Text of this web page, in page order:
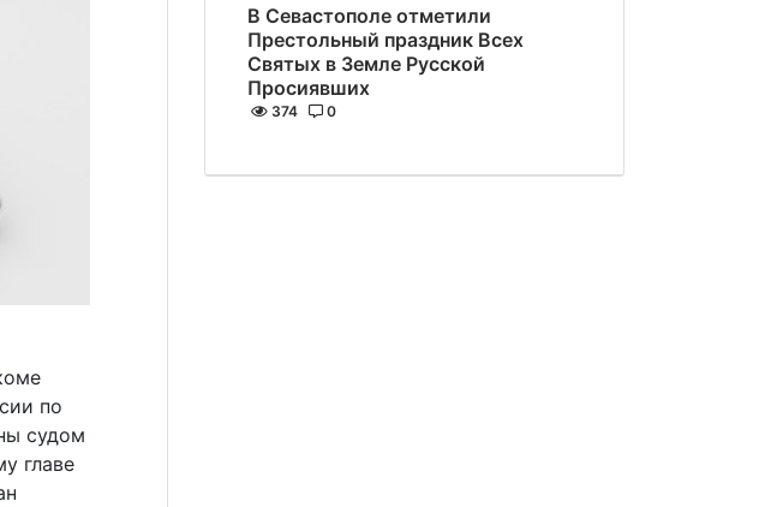
по
судом
главе
В Севастополе отметили
Престольный праздник Всех
Святых в Земле Русской
Просиявших
374 0